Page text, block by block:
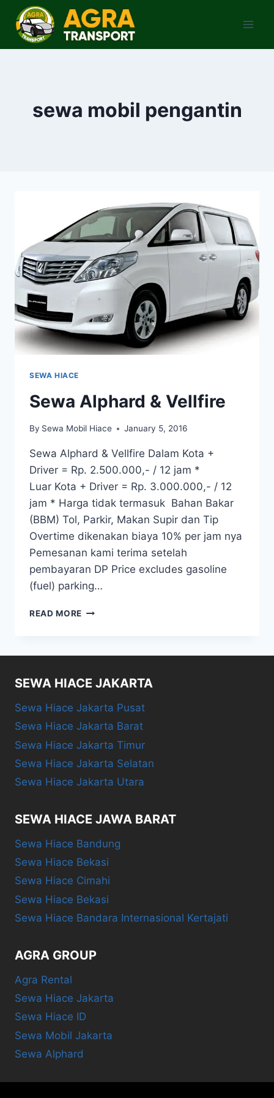
content
sewa mobil pengantin
SEWA HIACE
Sewa Alphard & Vellfire
By Sewa Mobil Hiace January 5, 2016
Sewa Alphard & Vellfire Dalam Kota +
Driver = Rp. 2.500.000,- / 12 jam *
Luar Kota + Driver = Rp. 3.000.000,- / 12
jam * Harga tidak termasuk Bahan Bakar
(BBM) Tol, Parkir, Makan Supir dan Tip
Overtime dikenakan biaya 10% per jam nya
Pemesanan kami terima setelah
pembayaran DP Price excludes gasoline
(fuel) parking…
READ MORE SEWA
SEWA HIACE JAKARTA
Sewa Hiace Jakarta Pusat
Sewa Hiace Jakarta Barat
Sewa Hiace Jakarta Timur
Sewa Hiace Jakarta Selatan
Sewa Hiace Jakarta Utara
SEWA HIACE JAWA BARAT
Sewa Hiace Bandung
Sewa Hiace Bekasi
Sewa Hiace Cimahi
Sewa Hiace Bekasi
Sewa Hiace Bandara Internasional Kertajati
AGRA GROUP
Agra Rental
Sewa Hiace Jakarta
Sewa Hiace ID
Sewa Mobil Jakarta
Sewa Alphard